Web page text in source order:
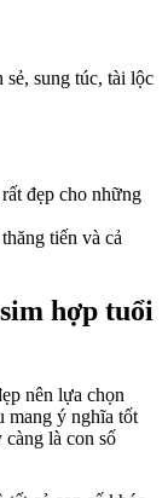
sẻ, sung túc, tài lộc
đẹp cho những
tiến và cả
hợp tuổi
nên lựa chọn
mang ý nghĩa tốt
là con số